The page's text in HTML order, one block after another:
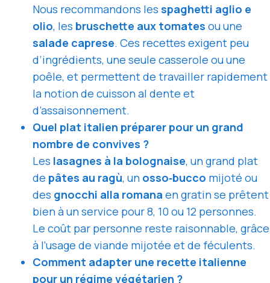
Nous recommandons les spaghetti aglio e
olio, les bruschette aux tomates ou une
salade caprese. Ces recettes exigent peu
d’ingrédients, une seule casserole ou une
poêle, et permettent de travailler rapidement
la notion de cuisson al dente et
d’assaisonnement.
Quel plat italien préparer pour un grand
nombre de convives ?
Les lasagnes à la bolognaise, un grand plat
de pâtes au ragù, un osso‑bucco mijoté ou
des gnocchi alla romana en gratin se prêtent
bien à un service pour 8, 10 ou 12 personnes.
Le coût par personne reste raisonnable, grâce
à l’usage de viande mijotée et de féculents.
Comment adapter une recette italienne
pour un régime végétarien ?